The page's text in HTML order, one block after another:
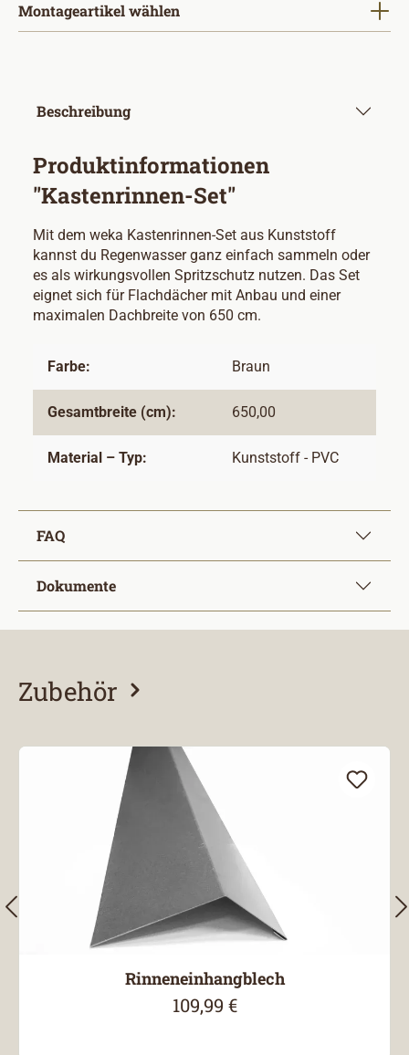
Montageartikel wählen
Beschreibung
Produktinformationen
"Kastenrinnen-Set"
Mit dem weka Kastenrinnen-Set aus Kunststoff
kannst du Regenwasser ganz einfach sammeln oder
es als wirkungsvollen Spritzschutz nutzen. Das Set
eignet sich für Flachdächer mit Anbau und einer
maximalen Dachbreite von 650 cm.
Farbe: Braun
Gesamtbreite (cm): 650,00
Material – Typ: Kunststoff - PVC
FAQ
Dokumente
Zubehör
Rinneneinhangblech
Regulärer Preis:
109,99 €